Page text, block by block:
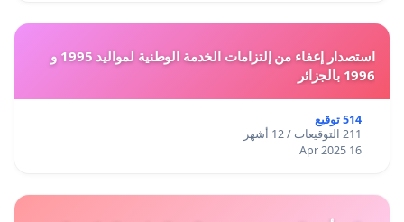
استصدار إعفاء من إلتزامات الخدمة الوطنية لمواليد 1995 و
1996 بالجزائر
514 توقيع
211 التوقيعات / 12 أشهر
16 Apr 2025